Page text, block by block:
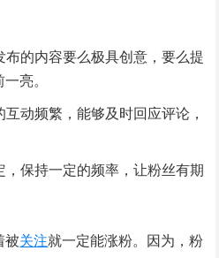
布的内容要么极具创意，要么提
亮。
互动频繁，能够及时回应评论，
，保持一定的频率，让粉丝有期
被关注就一定能涨粉。因为，粉